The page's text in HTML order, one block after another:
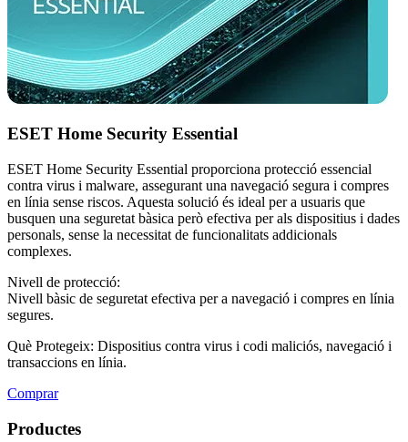
ESET Home Security Essential
ESET Home Security Essential proporciona protecció essencial
contra virus i malware, assegurant una navegació segura i compres
en línia sense riscos. Aquesta solució és ideal per a usuaris que
busquen una seguretat bàsica però efectiva per als dispositius i dades
personals, sense la necessitat de funcionalitats addicionals
complexes.
Nivell de protecció:
Nivell bàsic de seguretat efectiva per a navegació i compres en línia
segures.
Què Protegeix: Dispositius contra virus i codi maliciós, navegació i
transaccions en línia.
Comprar
Productes